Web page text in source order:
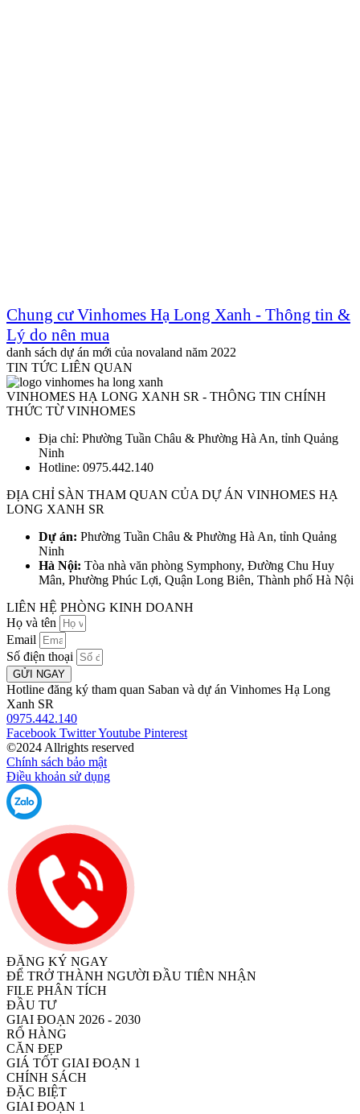
Chung cư Vinhomes Hạ Long Xanh - Thông tin &
Lý do nên mua
danh sách dự án mới của novaland năm 2022
TIN TỨC LIÊN QUAN
VINHOMES HẠ LONG XANH SR - THÔNG TIN CHÍNH
THỨC TỪ VINHOMES
Địa chỉ: Phường Tuần Châu & Phường Hà An, tỉnh Quảng
Ninh
Hotline: 0975.442.140
ĐỊA CHỈ SÀN THAM QUAN CỦA DỰ ÁN VINHOMES HẠ
LONG XANH SR
Dự án: Phường Tuần Châu & Phường Hà An, tỉnh Quảng
Ninh
Hà Nội: Tòa nhà văn phòng Symphony, Đường Chu Huy
Mân, Phường Phúc Lợi, Quận Long Biên, Thành phố Hà Nội
LIÊN HỆ PHÒNG KINH DOANH
Họ và tên
Email
Số điện thoại
GỬI NGAY
Hotline đăng ký tham quan Saban và dự án Vinhomes Hạ Long
Xanh SR
0975.442.140
Facebook TwitterYoutube Pinterest
©2024 Allrights reserved
Chính sách bảo mật
Điều khoản sử dụng
ĐĂNG KÝ NGAY
ĐỂ TRỞ THÀNH NGƯỜI ĐẦU TIÊN NHẬN
FILE PHÂN TÍCH
ĐẦU TƯ
GIAI ĐOẠN 2026 - 2030
RỔ HÀNG
CĂN ĐẸP
GIÁ TỐT GIAI ĐOẠN 1
CHÍNH SÁCH
ĐẶC BIỆT
GIAI ĐOẠN 1